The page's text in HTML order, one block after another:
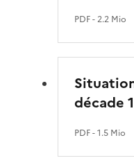
PDF- 2.2 Mio
décade 1
PDF- 1.5 Mio